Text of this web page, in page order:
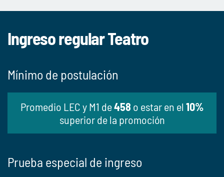
Ingreso regular Teatro
Mínimo de postulación
Promedio LEC y M1 de458 o estar en el 10%
superior de la promoción
Prueba especial de ingreso